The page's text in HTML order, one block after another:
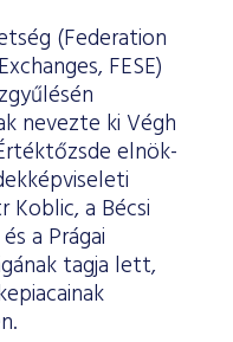
(Federation
FESE)
nevezte ki Végh
elnök-
Koblic, a Bécsi
a Prágai
tagja lett,